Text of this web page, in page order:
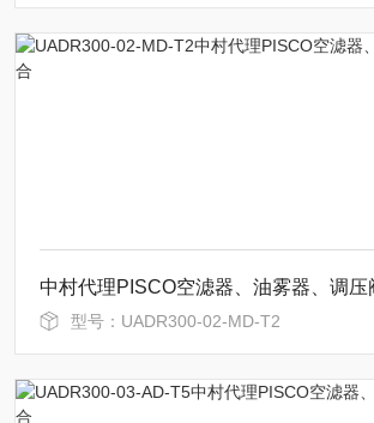
中村代理PISCO空滤器、油雾器、调压
型号：UADR300-02-MD-T2